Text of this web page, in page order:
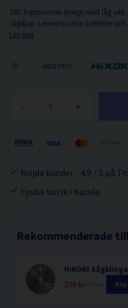
18V. Ergonomisk design med låg
sågdjup. Levereras utan batterier och
Läs mer
68010930
- +
Nöjda kunder - 4.9 / 5 på
Fysisk butik i Kumla
Rekommenderade
HiKOKI
279 kr Köp